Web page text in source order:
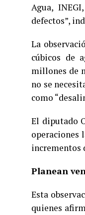
Agua,
defectos”,
La
cúbicos de
millones de
no se
como
El diputado
operaciones
incrementos
Planean
Esta
quienes